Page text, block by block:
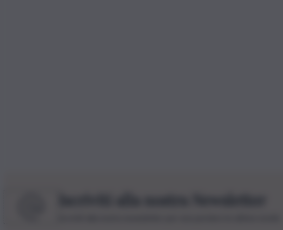
Iscriviti alla nostra Newsletter